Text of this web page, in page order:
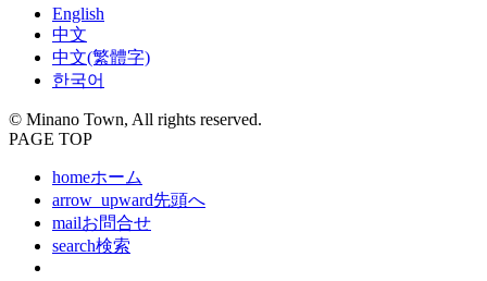
English
中文
中文(繁體字)
한국어
© Minano Town, All rights reserved.
PAGE TOP
homeホーム
arrow_upward先頭へ
mailお問合せ
search検索